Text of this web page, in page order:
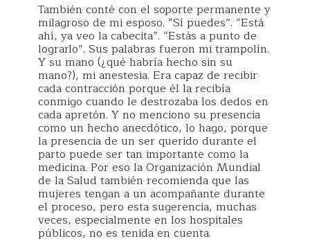
También conté con el soporte permanente y
milagroso de mi esposo. “Sí puedes”. “Está
ahí, ya veo la cabecita”. “Estás a punto de
lograrlo”. Sus palabras fueron mi trampolín.
Y su mano (¿qué habría hecho sin su
mano?), mi anestesia. Era capaz de recibir
cada contracción porque él la recibía
conmigo cuando le destrozaba los dedos en
cada apretón. Y no menciono su presencia
como un hecho anecdótico, lo hago, porque
la presencia de un ser querido durante el
parto puede ser tan importante como la
medicina. Por eso la Organización Mundial
de la Salud también recomienda que las
mujeres tengan a un acompañante durante
el proceso, pero esta sugerencia, muchas
veces, especialmente en los hospitales
públicos, no es tenida en cuenta.